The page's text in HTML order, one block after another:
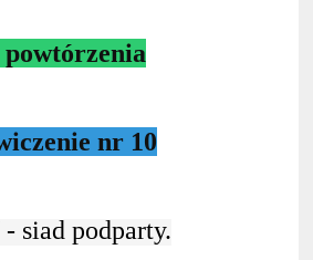
powtórzenia
nr 10
siad podparty.